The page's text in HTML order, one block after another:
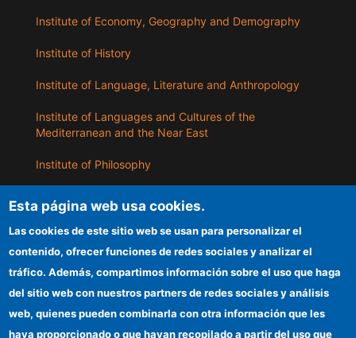
Institute of Economy, Geography and Demography
Institute of History
Institute of Language, Literature and Anthropology
Institute of Languages ​​and Cultures of the
Mediterranean and the Near East
Institute of Philosophy
ILLA
Information for providers
Esta página web usa cookies.
Las cookies de este sitio web se usan para personalizar el
contenido, ofrecer funciones de redes sociales y analizar el
tráfico. Además, compartimos información sobre el uso que haga
del sitio web con nuestros partners de redes sociales y análisis
web, quienes pueden combinarla con otra información que les
haya proporcionado o que hayan recopilado a partir del uso que